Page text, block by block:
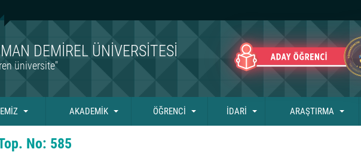
DEMIREL ÜNIVERSITESI
üniversite"
AKADEMİK ÖĞRENCİ İDARİ ARAŞTIRMA
No: 585